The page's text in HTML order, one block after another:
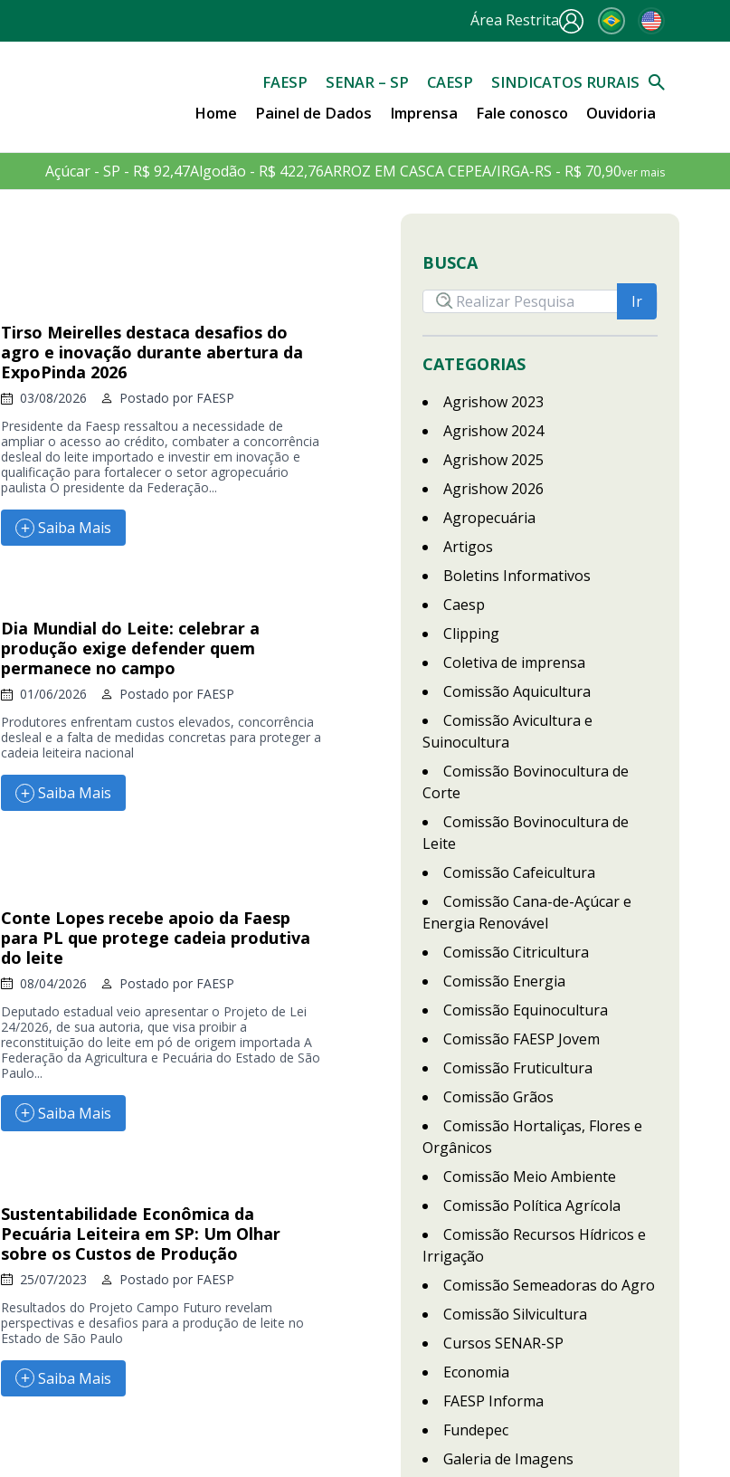
Área Restrita
FAESP SENAR – SP CAESP
SINDICATOS RURAIS
Home
Painel de Dados Imprensa Fale conosco Ouvidoria
Açúcar - SP - R$ 92,47Algodão - R$ 422,76ARROZ EM CASCA CEPEA/IRGA-RS - R$ 70,90ver mais
Tirso Meirelles destaca desafios do
agro e inovação durante abertura da
ExpoPinda 2026
03/08/2026 Postado por FAESP
Presidente da Faesp ressaltou a necessidade de
ampliar o acesso ao crédito, combater a concorrência
desleal do leite importado e investir em inovação e
qualificação para fortalecer o setor agropecuário
paulista O presidente da Federação...
Saiba Mais
Dia Mundial do Leite: celebrar a
produção exige defender quem
permanece no campo
01/06/2026 Postado por FAESP
Produtores enfrentam custos elevados, concorrência
desleal e a falta de medidas concretas para proteger a
cadeia leiteira nacional
Saiba Mais
Conte Lopes recebe apoio da Faesp
para PL que protege cadeia produtiva
do leite
08/04/2026 Postado por FAESP
Deputado estadual veio apresentar o Projeto de Lei
24/2026, de sua autoria, que visa proibir a
reconstituição do leite em pó de origem importada A
Federação da Agricultura e Pecuária do Estado de São
Paulo...
Saiba Mais
Sustentabilidade Econômica da
Pecuária Leiteira em SP: Um Olhar
sobre os Custos de Produção
25/07/2023 Postado por FAESP
Resultados do Projeto Campo Futuro revelam
perspectivas e desafios para a produção de leite no
Estado de São Paulo
Saiba Mais
BUSCA
CATEGORIAS
Agrishow 2023
Agrishow 2024
Agrishow 2025
Agrishow 2026
Agropecuária
Artigos
Boletins Informativos
Caesp
Clipping
Coletiva de imprensa
Comissão Aquicultura
Comissão Avicultura e
Suinocultura
Comissão Bovinocultura de
Corte
Comissão Bovinocultura de
Leite
Comissão Cafeicultura
Comissão Cana-de-Açúcar e
Energia Renovável
Comissão Citricultura
Comissão Energia
Comissão Equinocultura
Comissão FAESP Jovem
Comissão Fruticultura
Comissão Grãos
Comissão Hortaliças, Flores e
Orgânicos
Comissão Meio Ambiente
Comissão Política Agrícola
Comissão Recursos Hídricos e
Irrigação
Comissão Semeadoras do Agro
Comissão Silvicultura
Cursos SENAR-SP
Economia
FAESP Informa
Fundepec
Galeria de Imagens